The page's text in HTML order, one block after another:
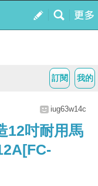
我的
訂閱
iug63w14c
12吋耐用馬